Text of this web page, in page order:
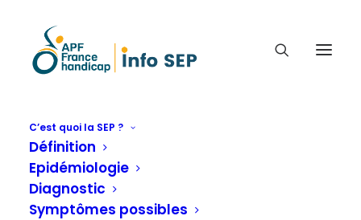
C’est quoi la SEP ?
Définition
Epidémiologie
Diagnostic
Symptômes possibles
En présentiel